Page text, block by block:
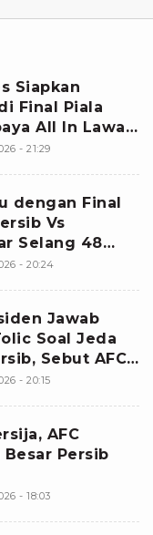
Siapkan
Final Piala
All In Lawan
- 21:29
dengan Final
Vs
Selang 48
- 20:24
Jawab
Soal Jeda
Sebut AFC
Bukan Event
- 20:15
AFC
Besar Persib
- 18:03